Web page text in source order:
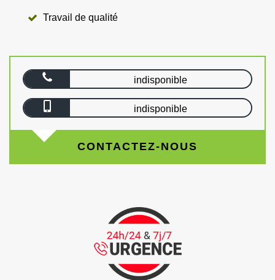
Travail de qualité
indisponible
indisponible
CONTACTEZ-NOUS